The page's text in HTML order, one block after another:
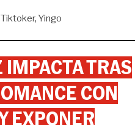
Tiktoker Yingo
TRAS
CON
EXPONER